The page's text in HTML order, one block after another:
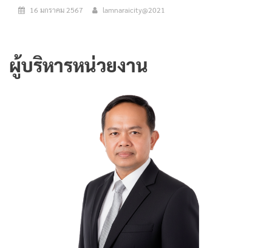
16 มกราคม 2567 lamnaraicity@2021
ผู้บริหารหน่วยงาน